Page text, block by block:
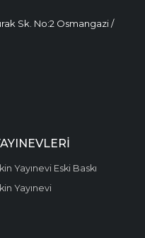
Sk. No:2 Osmangazi /
Yayınevi Eski Baskı
Yayınevi